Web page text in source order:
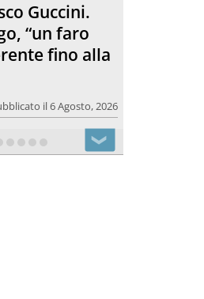
Guccini.
“un faro
fino alla
il 6 Agosto, 2026
❯